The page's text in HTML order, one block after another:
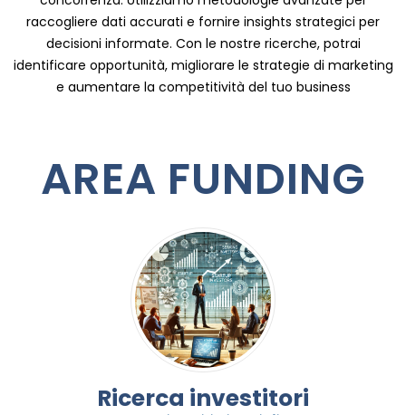
raccogliere dati accurati e fornire insights strategici per
decisioni informate. Con le nostre ricerche, potrai
identificare opportunità, migliorare le strategie di marketing
e aumentare la competitività del tuo business
AREA FUNDING
Ricerca investitori